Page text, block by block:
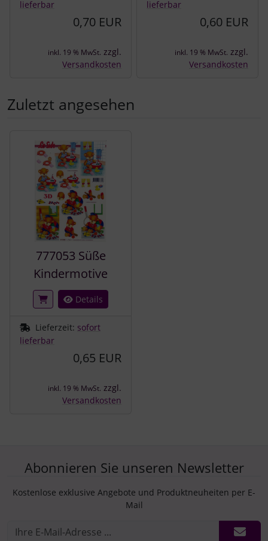
lieferbar
0,70 EUR
inkl. 19 % MwSt. zzgl.
Versandkosten
lieferbar
0,60 EUR
inkl. 19 % MwSt. zzgl.
Versandkosten
Zuletzt angesehen
777053 Süße
Kindermotive
Details
Lieferzeit: sofort
lieferbar
0,65 EUR
inkl. 19 % MwSt. zzgl.
Versandkosten
Abonnieren Sie unseren Newsletter
Kostenlose exklusive Angebote und Produktneuheiten per E-
Mail